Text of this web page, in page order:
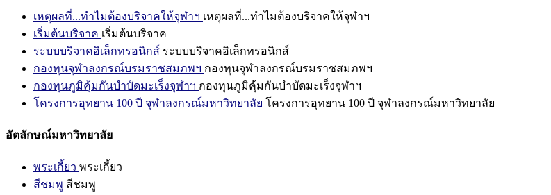
เหตุผลที่...ทำไมต้องบริจาคให้จุฬาฯ เหตุผลที่...ทำไมต้องบริจาคให้จุฬาฯ
เริ่มต้นบริจาค เริ่มต้นบริจาค
ระบบบริจาคอิเล็กทรอนิกส์ ระบบบริจาคอิเล็กทรอนิกส์
กองทุนจุฬาลงกรณ์บรมราชสมภพฯ กองทุนจุฬาลงกรณ์บรมราชสมภพฯ
กองทุนภูมิคุ้มกันบำบัดมะเร็งจุฬาฯ กองทุนภูมิคุ้มกันบำบัดมะเร็งจุฬาฯ
โครงการอุทยาน 100 ปี จุฬาลงกรณ์มหาวิทยาลัย โครงการอุทยาน 100 ปี จุฬาลงกรณ์มหาวิทยาลัย
อัตลักษณ์มหาวิทยาลัย
พระเกี้ยว พระเกี้ยว
สีชมพู สีชมพู